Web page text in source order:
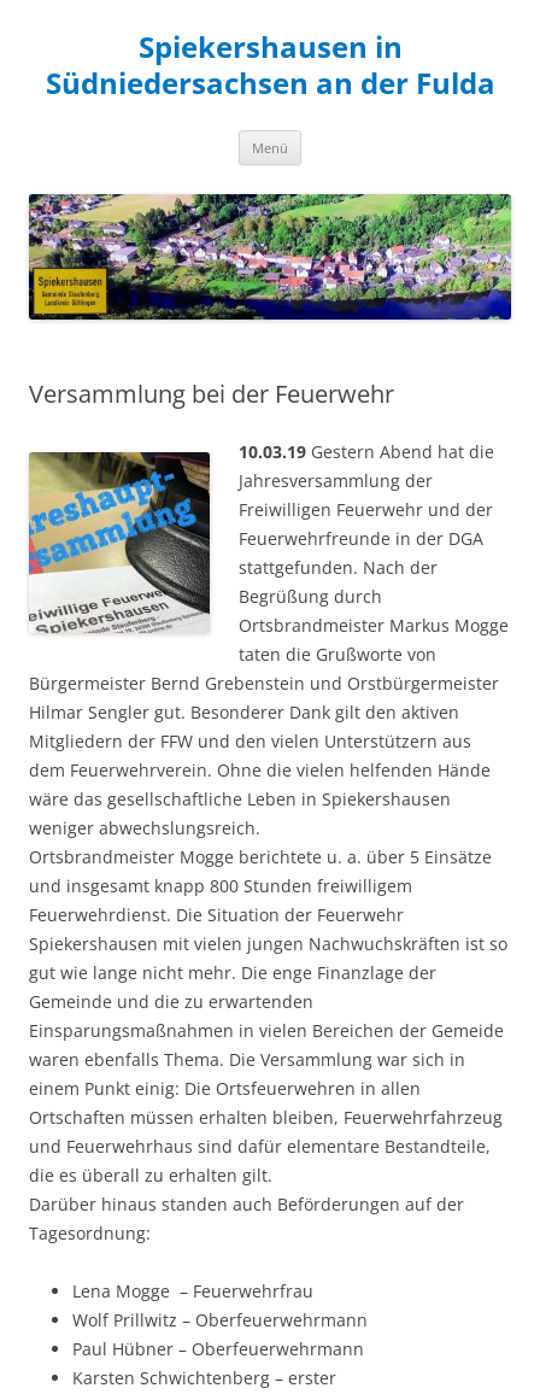
Spiekershausen in
Südniedersachsen an der Fulda
Menü
Versammlung bei der Feuerwehr
10.03.19 Gestern Abend hat die
Jahresversammlung der
Freiwilligen Feuerwehr und der
Feuerwehrfreunde in der DGA
stattgefunden. Nach der
Begrüßung durch
Ortsbrandmeister Markus Mogge
taten die Grußworte von
Bürgermeister Bernd Grebenstein und Orstbürgermeister
Hilmar Sengler gut. Besonderer Dank gilt den aktiven
Mitgliedern der FFW und den vielen Unterstützern aus
dem Feuerwehrverein. Ohne die vielen helfenden Hände
wäre das gesellschaftliche Leben in Spiekershausen
weniger abwechslungsreich.
Ortsbrandmeister Mogge berichtete u. a. über 5 Einsätze
und insgesamt knapp 800 Stunden freiwilligem
Feuerwehrdienst. Die Situation der Feuerwehr
Spiekershausen mit vielen jungen Nachwuchskräften ist so
gut wie lange nicht mehr. Die enge Finanzlage der
Gemeinde und die zu erwartenden
Einsparungsmaßnahmen in vielen Bereichen der Gemeide
waren ebenfalls Thema. Die Versammlung war sich in
einem Punkt einig: Die Ortsfeuerwehren in allen
Ortschaften müssen erhalten bleiben, Feuerwehrfahrzeug
und Feuerwehrhaus sind dafür elementare Bestandteile,
die es überall zu erhalten gilt.
Darüber hinaus standen auch Beförderungen auf der
Tagesordnung:
Lena Mogge – Feuerwehrfrau
Wolf Prillwitz – Oberfeuerwehrmann
Paul Hübner – Oberfeuerwehrmann
Karsten Schwichtenberg – erster